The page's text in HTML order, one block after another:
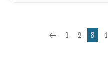
1 2 3 4